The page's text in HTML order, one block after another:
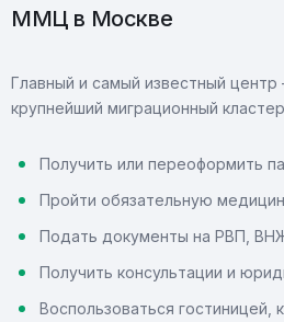
ММЦ в Москве
Главный и самый известный
крупнейший миграционный
Получить или переоформить
Пройти обязательную
Подать документы на РВП,
Получить консультации и
Воспользоваться гостиницей,